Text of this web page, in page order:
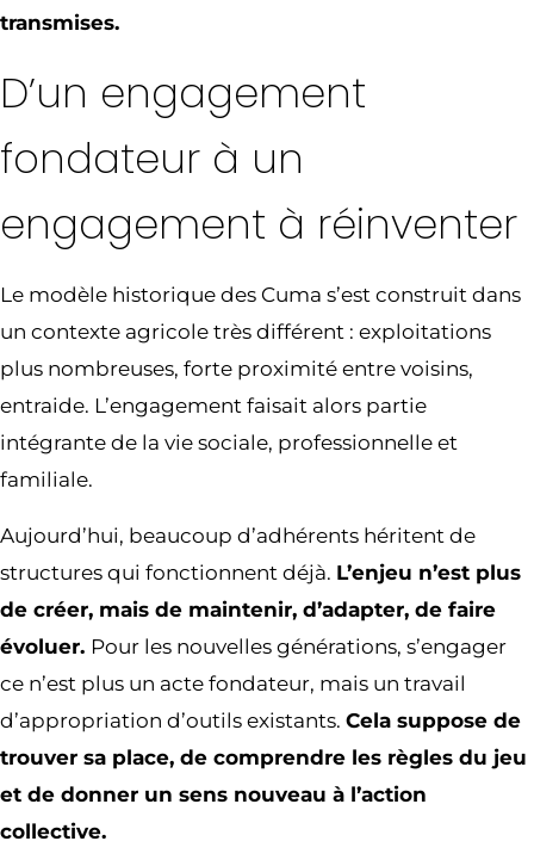
transmises.
D’un engagement
fondateur à un
engagement à réinventer
Le modèle historique des Cuma s’est construit dans
un contexte agricole très différent : exploitations
plus nombreuses, forte proximité entre voisins,
entraide. L’engagement faisait alors partie
intégrante de la vie sociale, professionnelle et
familiale.
Aujourd’hui, beaucoup d’adhérents héritent de
structures qui fonctionnent déjà. L’enjeu n’est plus
de créer, mais de maintenir, d’adapter, de faire
évoluer. Pour les nouvelles générations, s’engager
ce n’est plus un acte fondateur, mais un travail
d’appropriation d’outils existants. Cela suppose de
trouver sa place, de comprendre les règles du jeu
et de donner un sens nouveau à l’action
collective.